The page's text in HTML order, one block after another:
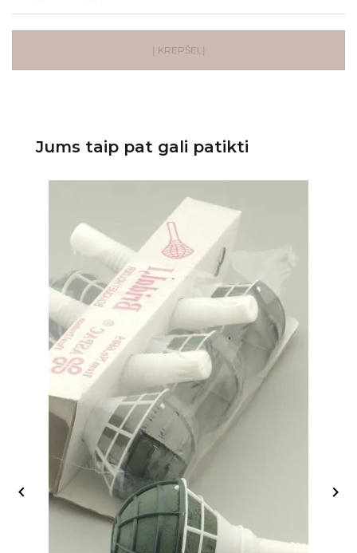
Į KREPŠELĮ
Jums taip pat gali patikti
 